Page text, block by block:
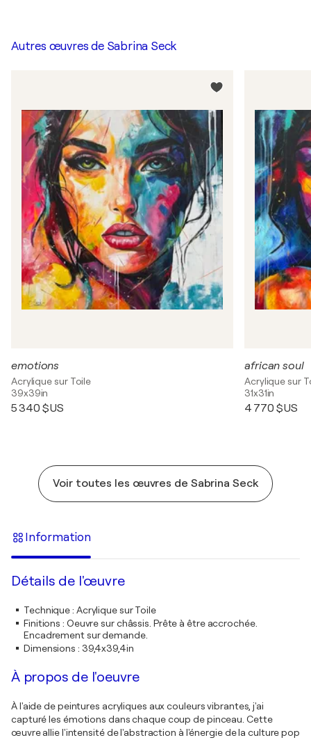
Autres œuvres de Sabrina Seck
emotions
Acrylique sur Toile
39x39in
5 340 $US
african soul
Acrylique sur
31x31in
4 770 $US
Voir toutes les œuvres de Sabrina Seck
Information
Détails de l'œuvre
Technique: Acrylique sur Toile
Finitions : Oeuvre sur châssis. Prête à être accrochée.
Encadrement sur demande.
Dimensions : 39,4x39,4in
À propos de l'oeuvre
À l'aide de peintures acryliques aux couleurs vibrantes, j'ai
capturé les émotions dans chaque coup de pinceau. Cette
œuvre allie l'intensité de l'abstraction à l'énergie de la culture pop